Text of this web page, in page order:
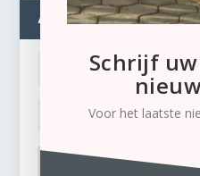
ADMIN
Ik ben mijn
Schrijf
Voor het laatste